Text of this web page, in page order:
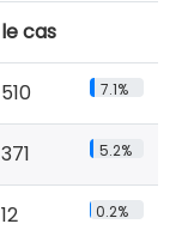
le cas
510 7.1%
371 5.2%
12 0.2%